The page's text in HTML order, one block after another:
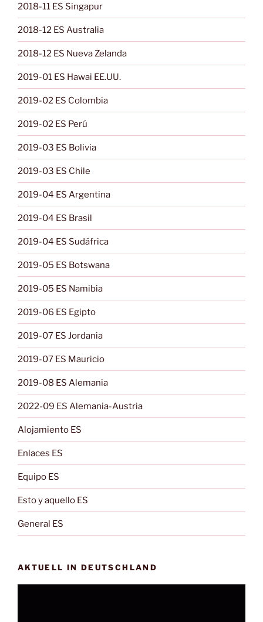
2018-11 ES Singapur
2018-12 ES Australia
2018-12 ES Nueva Zelanda
2019-01 ES Hawai EE.UU.
2019-02 ES Colombia
2019-02 ES Perú
2019-03 ES Bolivia
2019-03 ES Chile
2019-04 ES Argentina
2019-04 ES Brasil
2019-04 ES Sudáfrica
2019-05 ES Botswana
2019-05 ES Namibia
2019-06 ES Egipto
2019-07 ES Jordania
2019-07 ES Mauricio
2019-08 ES Alemania
2022-09 ES Alemania-Austria
Alojamiento ES
Enlaces ES
Equipo ES
Esto y aquello ES
General ES
AKTUELL IN DEUTSCHLAND